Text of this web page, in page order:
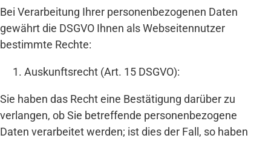
Bei Verarbeitung Ihrer personenbezogenen Daten
gewährt die DSGVO Ihnen als Webseitennutzer
bestimmte Rechte:
Auskunftsrecht (Art. 15 DSGVO):
Sie haben das Recht eine Bestätigung darüber zu
verlangen, ob Sie betreffende personenbezogene
Daten verarbeitet werden; ist dies der Fall, so haben